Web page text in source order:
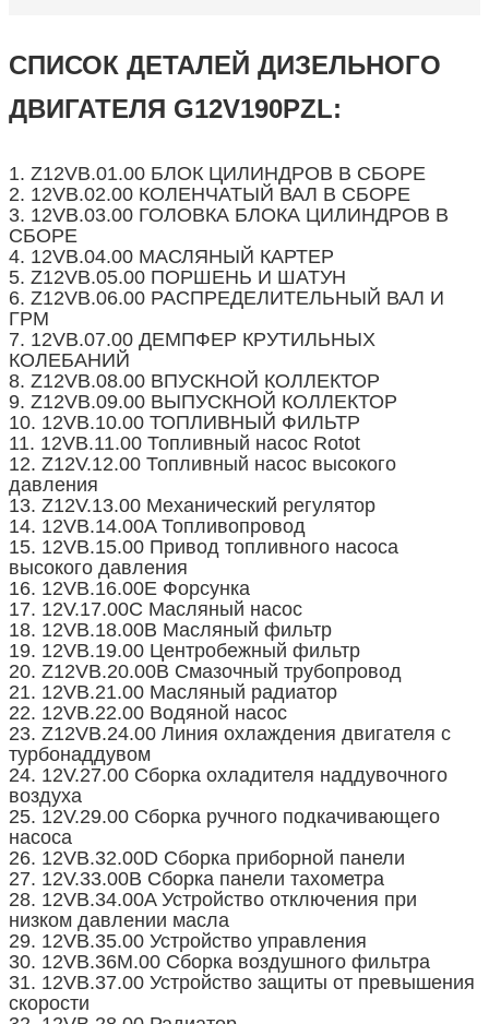
СПИСОК ДЕТАЛЕЙ ДИЗЕЛЬНОГО
ДВИГАТЕЛЯ G12V190PZL:
1. Z12VB.01.00 БЛОК ЦИЛИНДРОВ В СБОРЕ
2. 12VB.02.00 КОЛЕНЧАТЫЙ ВАЛ В СБОРЕ
3. 12VB.03.00 ГОЛОВКА БЛОКА ЦИЛИНДРОВ В
СБОРЕ
4. 12VB.04.00 МАСЛЯНЫЙ КАРТЕР
5. Z12VB.05.00 ПОРШЕНЬ И ШАТУН
6. Z12VB.06.00 РАСПРЕДЕЛИТЕЛЬНЫЙ ВАЛ И
ГРМ
7. 12VB.07.00 ДЕМПФЕР КРУТИЛЬНЫХ
КОЛЕБАНИЙ
8. Z12VB.08.00 ВПУСКНОЙ КОЛЛЕКТОР
9. Z12VB.09.00 ВЫПУСКНОЙ КОЛЛЕКТОР
10. 12VB.10.00 ТОПЛИВНЫЙ ФИЛЬТР
11. 12VB.11.00 Топливный насос Rotot
12. Z12V.12.00 Топливный насос высокого
давления
13. Z12V.13.00 Механический регулятор
14. 12VB.14.00A Топливопровод
15. 12VB.15.00 Привод топливного насоса
высокого давления
16. 12VB.16.00E Форсунка
17. 12V.17.00C Масляный насос
18. 12VB.18.00B Масляный фильтр
19. 12VB.19.00 Центробежный фильтр
20. Z12VB.20.00B Смазочный трубопровод
21. 12VB.21.00 Масляный радиатор
22. 12VB.22.00 Водяной насос
23. Z12VB.24.00 Линия охлаждения двигателя с
турбонаддувом
24. 12V.27.00 Сборка охладителя наддувочного
воздуха
25. 12V.29.00 Сборка ручного подкачивающего
насоса
26. 12VB.32.00D Сборка приборной панели
27. 12V.33.00B Сборка панели тахометра
28. 12VB.34.00A Устройство отключения при
низком давлении масла
29. 12VB.35.00 Устройство управления
30. 12VB.36M.00 Сборка воздушного фильтра
31. 12VB.37.00 Устройство защиты от превышения
скорости